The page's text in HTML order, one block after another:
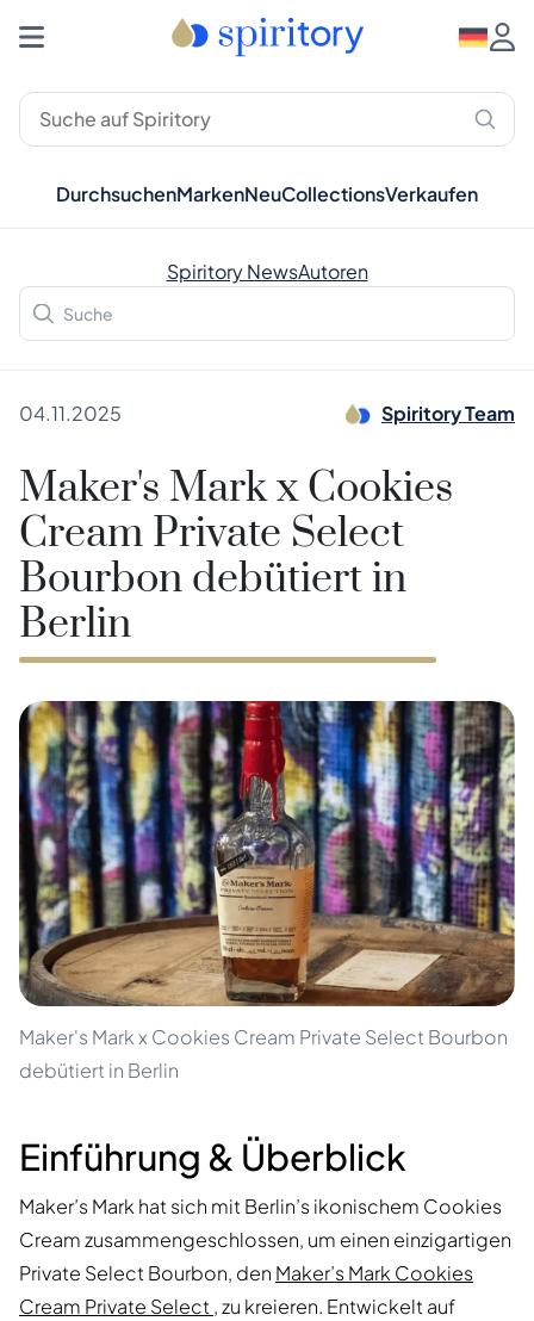
DurchsuchenMarkenNeuCollectionsVerkaufen
Spiritory NewsAutoren
04.11.2025 Spiritory Team
Maker's Mark x Cookies
Cream Private Select
Bourbon debütiert in
Berlin
Maker's Mark x Cookies Cream Private Select Bourbon
debütiert in Berlin
Einführung & Überblick
Maker’s Mark hat sich mit Berlin’s ikonischem Cookies
Cream zusammengeschlossen, um einen einzigartigen
Private Select Bourbon, den Maker’s Mark Cookies
Cream Private Select , zu kreieren. Entwickelt auf